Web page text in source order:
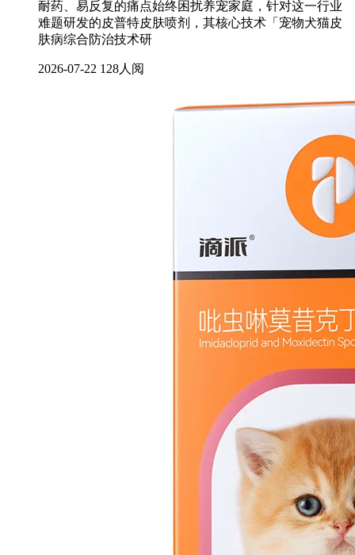
耐药、易反复的痛点始终困扰养宠家庭，针对这一行业
难题研发的皮普特皮肤喷剂，其核心技术「宠物犬猫皮
肤病综合防治技术研
2026-07-22 128人阅